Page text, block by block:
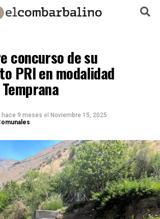
concurso de su
PRI en modalidad
hace 9 meses el Noviembre 15, 2025